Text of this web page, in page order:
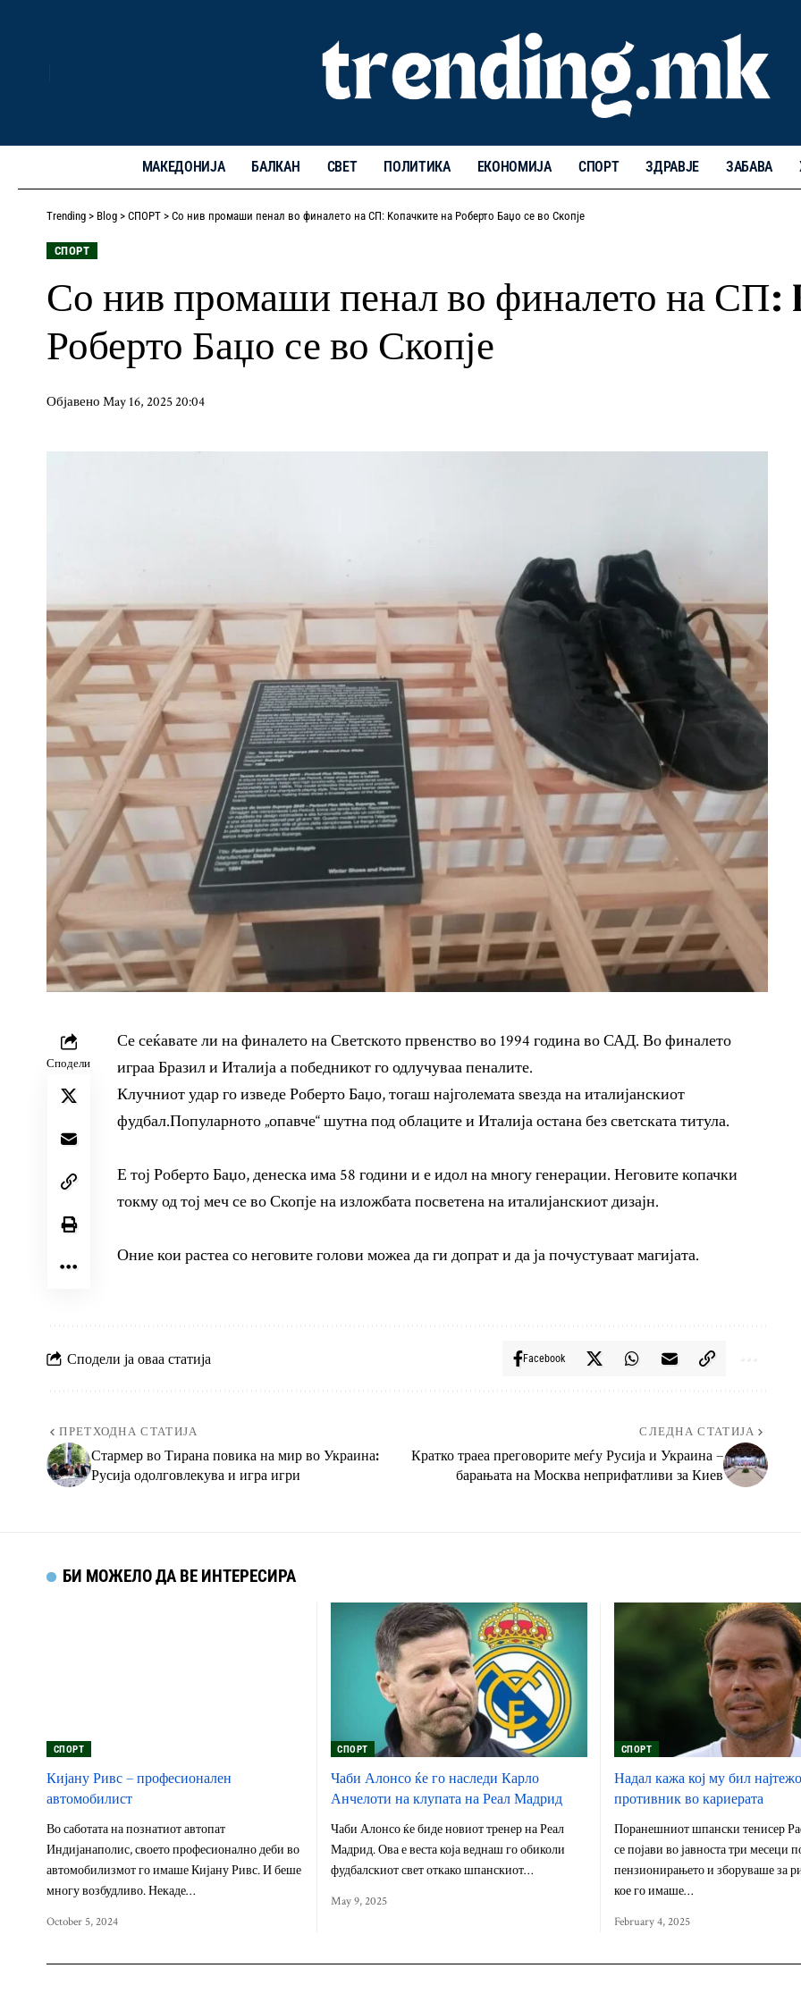
МАКЕДОНИЈА БАЛКАН СВЕТ ПОЛИТИКА ЕКОНОМИЈА СПОРТ ЗДРАВЈЕ ЗАБАВА
Trending > Blog > СПОРТ > Со нив промаши пенал во финалето на СП: Kопачките на Роберто Баџо се во Скопје
СПОРТ
Со нив промаши пенал во финалето на СП:
Роберто Баџо се во Скопје
Објавено May 16, 2025 20:04
Сподели
Се сеќавате ли на финалето на Светското првенство во 1994 година во САД. Во финалето
играа Бразил и Италија а победникот го одлучуваа пеналите.
Клучниот удар го изведе Роберто Баџо, тогаш најголемата ѕвезда на италијанскиот
фудбал.Популарното „опавче“ шутна под облаците и Италија остана без светската титула.
Е тој Роберто Баџо, денеска има 58 години и е идол на многу генерации. Неговите копачки
токму од тој меч се во Скопје на изложбата посветена на италијанскиот дизајн.
Оние кои растеа со неговите голови можеа да ги допрат и да ја почустуваат магијата.
Сподели ја оваа статија Facebook
ПРЕТХОДНА СТАТИЈА
Стармер во Тирана повика на мир во Украина:
Русија одолговлекува и игра игри
СЛЕДНА СТАТИЈА
Кратко траеа преговорите меѓу Русија и Украина –
барањата на Москва неприфатливи за Киев
БИ МОЖЕЛО ДА ВЕ ИНТЕРЕСИРА
СПОРТ
Кијану Ривс – професионален
автомобилист
Во саботата на познатиот автопат
Индијанаполис, своето професионално деби во
автомобилизмот го имаше Кијану Ривс. И беше
многу возбудливо. Некаде…
October 5, 2024
СПОРТ
Чаби Алонсо ќе го наследи Карло
Анчелоти на клупата на Реал Мадрид
Чаби Алонсо ќе биде новиот тренер на Реал
Мадрид. Ова е веста која веднаш го обиколи
фудбалскиот свет откако шпанскиот…
May 9, 2025
СПОРТ
Надал кажа кој му бил
противник во кариерата
Поранешниот шпански тенисер
се појави во јавноста три месеци
пензионирањето и зборуваше за
кое го имаше…
February 4, 2025